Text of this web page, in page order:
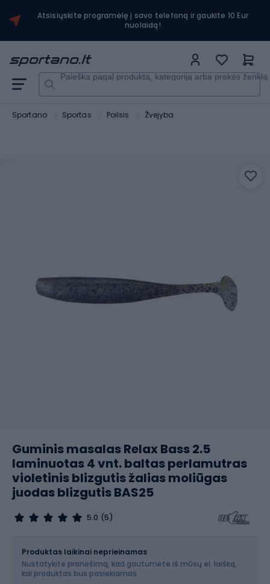
Atsisiųskite programėlę į savo telefoną ir gaukite 10 Eur
nuolaidą!
Paieška pagal produktą, kategoriją arba prekės ženklą
Sportano Sportas Poilsis Žvejyba
Guminis masalas Relax Bass 2.5
laminuotas 4 vnt. baltas perlamutras
violetinis blizgutis žalias moliūgas
juodas blizgutis BAS25
5.0 (5)
Produktas laikinai neprieinamas
Nustatykite pranešimą, kad gautumėte iš mūsų el. laišką,
kai produktas bus pasiekiamas.